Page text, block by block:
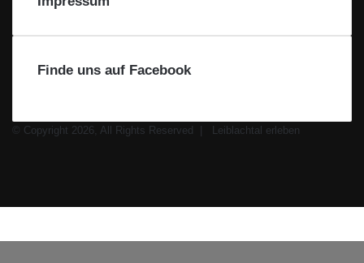
Finde uns auf Facebook
© Copyright 2026, All Rights Reserved |
Leiblachtal erleben